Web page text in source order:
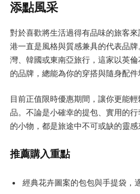
添點風采
對於喜歡將生活過得有品味的旅客來
港一直是風格與質感兼具的代表品
灣、韓國或東南亞旅行，這家以英
的品牌，總能為你的穿搭與隨身配件
目前正值限時優惠期間，讓你更能
品。不論是小確幸的提包、實用的
的小物，都是旅途中不可或缺的靈感
推薦購入重點
經典花卉圖案的包包與手提袋，